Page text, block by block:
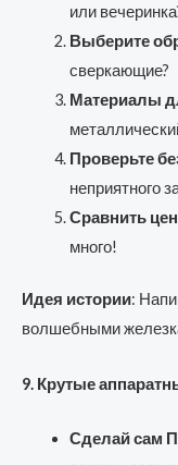
или
Выберите
сверкающие?
Материалы
Проверьте
неприятного
Сравнить
много!
Идея истории:
волшебными
9. Крутые
Сделай сам